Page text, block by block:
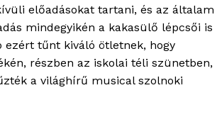
előadásokat tartani, és az általam
mindegyikén a kakasülő lépcsői is
ezért tűnt kiváló ötletnek, hogy
részben az iskolai téli szünetben,
a világhírű musical szolnoki